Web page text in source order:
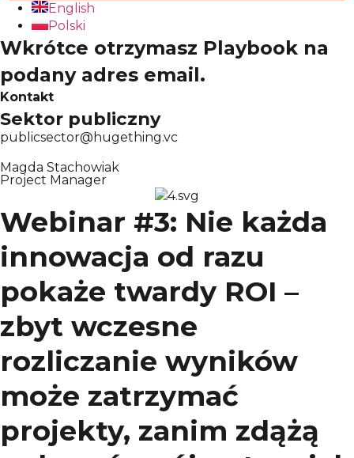
English
Polski
Wkrótce otrzymasz Playbook na
podany adres email.
Kontakt
Sektor publiczny
publicsector@hugething.vc
Magda Stachowiak
Project Manager
Webinar #3: Nie każda
innowacja od razu
pokaże twardy ROI –
zbyt wczesne
rozliczanie wyników
może zatrzymać
projekty, zanim zdążą